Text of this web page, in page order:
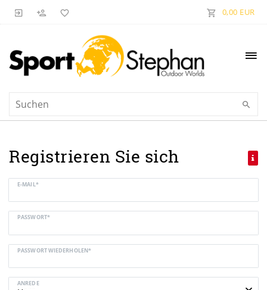
0,00 EUR
Registrieren Sie sich
E-MAIL*
PASSWORT*
PASSWORT WIEDERHOLEN*
ANREDE